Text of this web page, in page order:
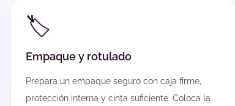
🏷️
Empaque y rotulado
Prepara un empaque seguro con caja firme,
protección interna y cinta suficiente. Coloca la